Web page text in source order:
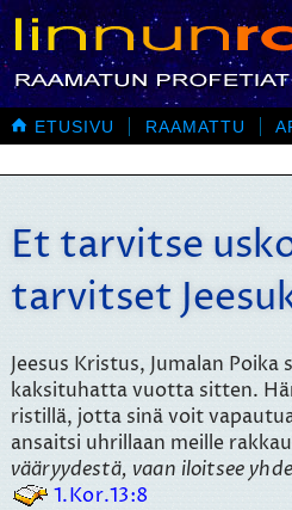
 ETUSIVU RAAMATTU
Et tarvitse
tarvitset
Jeesus Kristus, Jumalan Poika
kaksituhatta vuotta sitten.
ristillä, jotta sinä voit
ansaitsi uhrillaan meille
vääryydestä, vaan iloitsee
1.Kor.13:8